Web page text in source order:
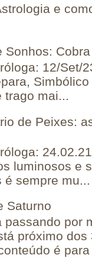
e
Sonhos: Cobra
12/Set/
trago mai...
de Peixes:
luminosos e
sempre mu...
Saturno
passando por
próximo
é